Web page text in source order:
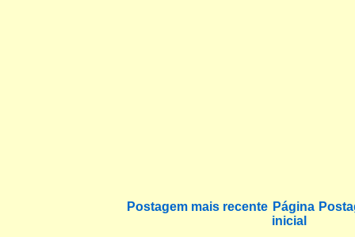
Postagem mais recente Página
inicial